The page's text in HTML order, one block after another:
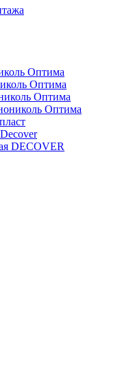
Оптима
Оптима
Оптима
Оптима
DECOVER